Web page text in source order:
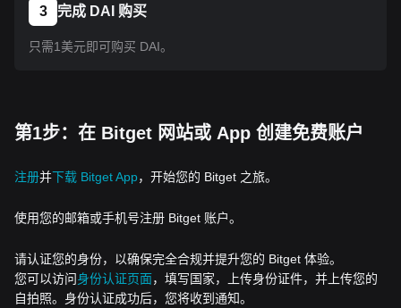
3 完成 DAI 购买
只需1美元即可购买 DAI。
第1步：在 Bitget 网站或 App 创建免费账户
注册并下载 Bitget App，开始您的 Bitget 之旅。
使用您的邮箱或手机号注册 Bitget 账户。
请认证您的身份，以确保完全合规并提升您的 Bitget 体验。
您可以访问身份认证页面，填写国家，上传身份证件，并上传您的
自拍照。身份认证成功后，您将收到通知。